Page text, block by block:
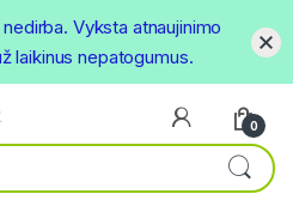
0
Vyksta atnaujinimo
laikinus nepatogumus.